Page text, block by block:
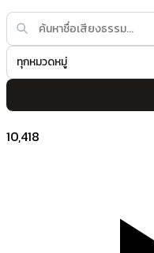
ทุกหมวดหมู่
10,418